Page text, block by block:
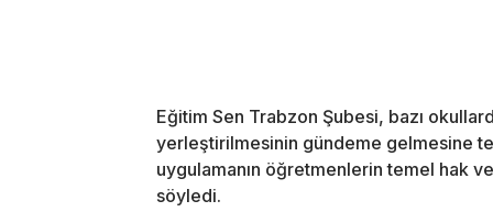
Eğitim Sen Trabzon Şubesi, bazı
yerleştirilmesinin gündeme gelmesine
uygulamanın öğretmenlerin temel hak ve
söyledi.